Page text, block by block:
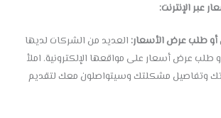
عبر الإنترنت:
أو طلب عرض الأسعار:العديد من الشركات لديها
طلب عرض أسعار على مواقعها الإلكترونية. املأ
وتفاصيل مشكلتك وسيتواصلون معك لتقديم